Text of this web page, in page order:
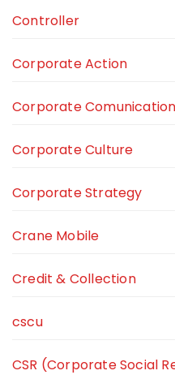
Controller
Corporate Action
Corporate Comunication
Corporate Culture
Corporate Strategy
Crane Mobile
Credit & Collection
cscu
CSR (Corporate Social